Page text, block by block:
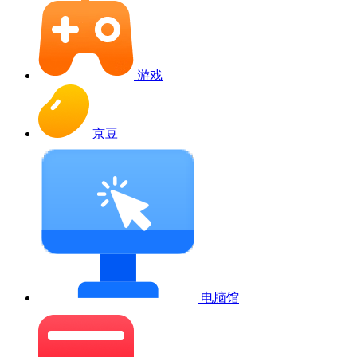
游戏
京豆
电脑馆